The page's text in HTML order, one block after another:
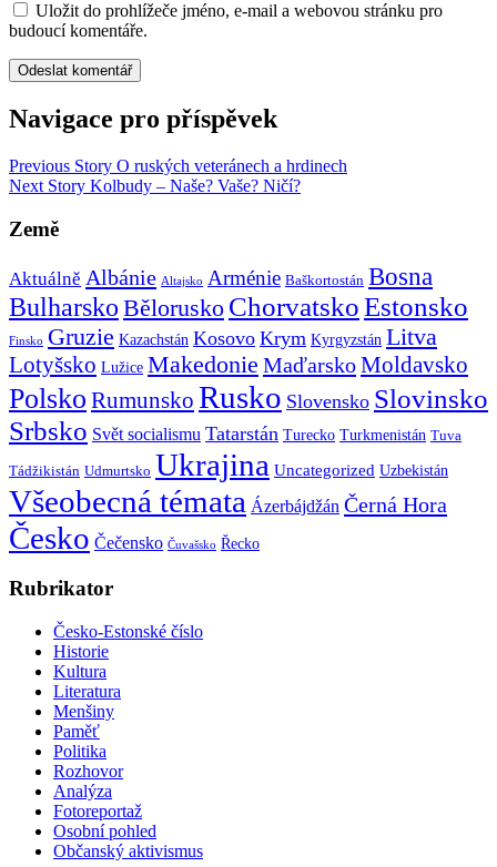
Uložit do prohlížeče jméno, e-mail a webovou stránku pro
budoucí komentáře.
Navigace pro příspěvek
Previous Story O ruských veteránech a hrdinech
Next Story Kolbudy – Naše? Vaše? Ničí?
Země
Aktuálně Albánie Altajsko Arménie Baškortostán Bosna
Bulharsko Bělorusko ChorvatskoEstonsko
Finsko Gruzie Kazachstán Kosovo Krym Kyrgyzstán Litva
Lotyšsko Lužice Makedonie MaďarskoMoldavsko
Polsko Rumunsko Rusko Slovensko Slovinsko
Srbsko Svět socialismu Tatarstán Turecko Turkmenistán Tuva
Tádžikistán Udmurtsko Ukrajina Uncategorized Uzbekistán
Všeobecná témata Ázerbájdžán Černá Hora
Česko Čečensko Čuvašsko Řecko
Rubrikator
Česko-Estonské číslo
Historie
Kultura
Literatura
Menšiny
Paměť
Politika
Rozhovor
Analýza
Fotoreportaž
Osobní pohled
Občanský aktivismus